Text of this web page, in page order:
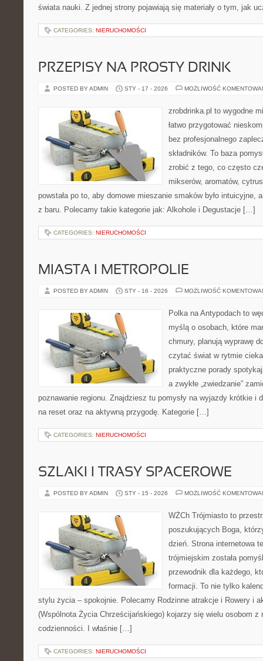
świata nauki. Z jednej strony pojawiają się materiały o tym, jak
CATEGORIES: NIERUCHOMOŚCI
PRZEPISY NA PROSTY DRINK
POSTED BY ADMIN STY - 17 - 2026 MOŻLIWOŚĆ
zrobdrinka.pl to wygodne
łatwo przygotować
bez profesjonalnego
składników. To baza
zrobić z tego, co często
mikserów, aromatów,
powstała po to, aby domowe mieszanie smaków było intuicyjne,
z baru. Polecamy takie kategorie jak: Alkohole i Degustacje […]
CATEGORIES: NIERUCHOMOŚCI
MIASTA I METROPOLIE
POSTED BY ADMIN STY - 16 - 2026 MOŻLIWOŚĆ
Polka na Antypodach to
myślą o osobach, które
chmury, planują wyprawę
czytać świat w rytmie
praktyczne porady
a zwykłe „zwiedzanie”
poznawanie regionu. Znajdziesz tu pomysły na wyjazdy krótkie i
na reset oraz na aktywną przygodę. Kategorie […]
CATEGORIES: NIERUCHOMOŚCI
SZLAKI I TRASY SPACEROWE
POSTED BY ADMIN STY - 15 - 2026 MOŻLIWOŚĆ
WŻCh Trójmiasto to
poszukujących Boga,
dzień. Strona internetowa
trójmiejskim została
przewodnik dla każdego,
formacji. To nie tylko
stylu życia – spokojnie. Polecamy Rodzinne atrakcje i Rowery i
(Wspólnota Życia Chrześcijańskiego) kojarzy się wielu osobom z
codzienności. I właśnie […]
CATEGORIES: NIERUCHOMOŚCI